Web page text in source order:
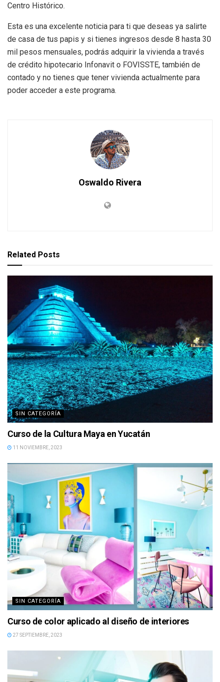
Centro Histórico.
Esta es una excelente noticia para ti que deseas ya salirte
de casa de tus papis y si tienes ingresos desde 8 hasta 30
mil pesos mensuales, podrás adquirir la vivienda a través
de crédito hipotecario Infonavit o FOVISSTE, también de
contado y no tienes que tener vivienda actualmente para
poder acceder a este programa.
Oswaldo Rivera
Related Posts
SIN CATEGORÍA
Curso de la Cultura Maya en Yucatán
11 NOVIEMBRE, 2023
SIN CATEGORÍA
Curso de color aplicado al diseño de interiores
27 SEPTIEMBRE, 2023